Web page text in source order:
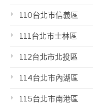
110台北市信義區
111台北市士林區
112台北市北投區
114台北市內湖區
115台北市南港區